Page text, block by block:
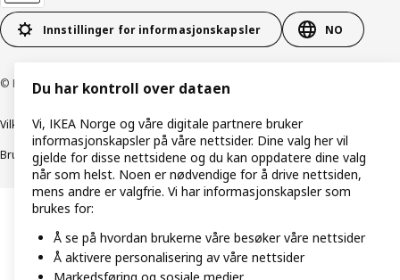
Innstillinger for informasjonskapsler NO
© Inter IKEA Systems B.V. 1999–2026
Vilkår og betingelserRetningslinjer for personvern
Bruk av informasjonskapsler (Cookies)Retningslinjer for ansvarlig avsløring
Du har kontroll over dataen
Vi, IKEA Norge og våre digitale partnere bruker
informasjonskapsler på våre nettsider. Dine valg her vil
gjelde for disse nettsidene og du kan oppdatere dine valg
når som helst. Noen er nødvendige for å drive nettsiden,
mens andre er valgfrie. Vi har informasjonskapsler som
brukes for:
Å se på hvordan brukerne våre besøker våre nettsider
Å aktivere personalisering av våre nettsider